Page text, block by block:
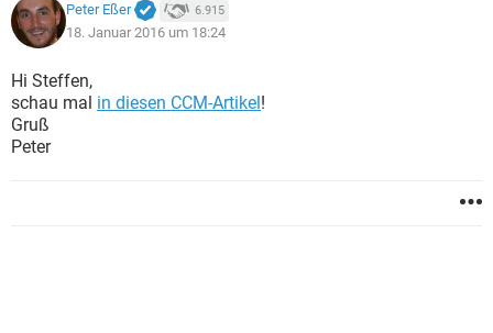
Peter Eßer 6.915
18. Januar 2016 um 18:24
Hi Steffen,
schau mal in diesen CCM-Artikel!
Gruß
Peter